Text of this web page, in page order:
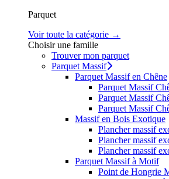
Parquet
Voir toute la catégorie →
Choisir une famille
Trouver mon parquet
Parquet Massif
Parquet Massif en Chêne
Parquet Massif
Parquet Massif
Parquet Massif
Massif en Bois Exotique
Plancher massif
Plancher massif
Plancher massif
Parquet Massif à Motif
Point de Hongrie